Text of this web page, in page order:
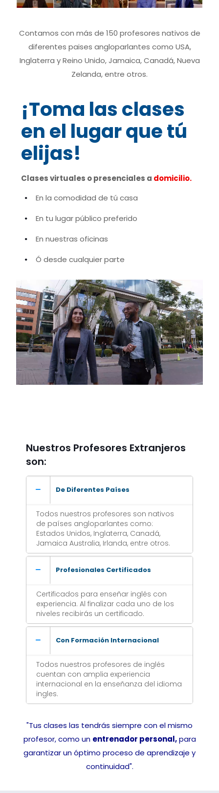
Contamos con más de 150 profesores nativos de
diferentes paises angloparlantes como USA,
Inglaterra y Reino Unido, Jamaica, Canadá, Nueva
Zelanda, entre otros.
¡Toma las clases
en el lugar que tú
elijas!
Clases virtuales o presenciales a domicilio.
En la comodidad de tú casa
En tu lugar público preferido
En nuestras oficinas
Ó desde cualquier parte
Nuestros Profesores Extranjeros
son:
De Diferentes Países
Todos nuestros profesores son nativos
de países angloparlantes como:
Estados Unidos, Inglaterra, Canadá,
Jamaica Australia, Irlanda, entre otros.
Profesionales Certificados
Certificados para enseñar inglés con
experiencia. Al finalizar cada uno de los
niveles recibirás un certificado.
Con Formación Internacional
Todos nuestros profesores de inglés
cuentan con amplia experiencia
internacional en la enseñanza del idioma
ingles.
"Tus clases las tendrás siempre con el mismo
profesor, como un entrenador personal,para
garantizar un óptimo proceso de aprendizaje y
continuidad".